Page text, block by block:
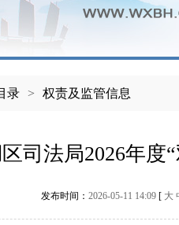
录 > 权责及监管信息
司法局2026年度
发布时间： 2026-05-11 14:09 [ 大